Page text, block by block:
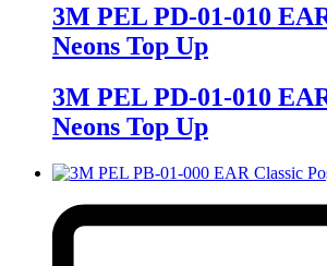
3M PEL PD-01-010
Neons Top Up
3M PEL PD-01-010
Neons Top Up